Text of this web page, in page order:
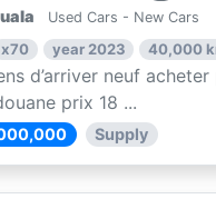
Used Cars - New Cars
x70 year 2023 40,000
d’arriver neuf
prix 18 ...
Supply